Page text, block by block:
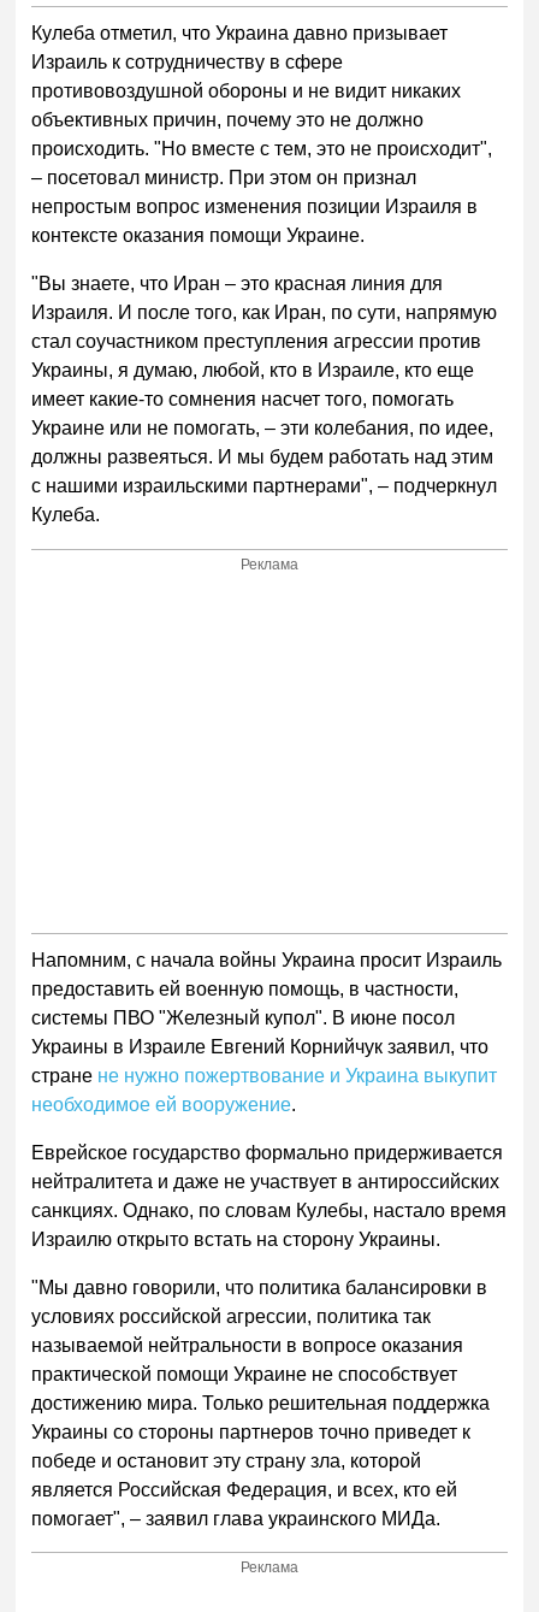
Кулеба отметил, что Украина давно призывает
Израиль к сотрудничеству в сфере
противовоздушной обороны и не видит никаких
объективных причин, почему это не должно
происходить. "Но вместе с тем, это не происходит",
– посетовал министр. При этом он признал
непростым вопрос изменения позиции Израиля в
контексте оказания помощи Украине.
"Вы знаете, что Иран – это красная линия для
Израиля. И после того, как Иран, по сути, напрямую
стал соучастником преступления агрессии против
Украины, я думаю, любой, кто в Израиле, кто еще
имеет какие-то сомнения насчет того, помогать
Украине или не помогать, – эти колебания, по идее,
должны развеяться. И мы будем работать над этим
с нашими израильскими партнерами", – подчеркнул
Кулеба.
Реклама
Напомним, с начала войны Украина просит Израиль
предоставить ей военную помощь, в частности,
системы ПВО "Железный купол". В июне посол
Украины в Израиле Евгений Корнийчук заявил, что
стране не нужно пожертвование и Украина выкупит
необходимое ей вооружение.
Еврейское государство формально придерживается
нейтралитета и даже не участвует в антироссийских
санкциях. Однако, по словам Кулебы, настало время
Израилю открыто встать на сторону Украины.
"Мы давно говорили, что политика балансировки в
условиях российской агрессии, политика так
называемой нейтральности в вопросе оказания
практической помощи Украине не способствует
достижению мира. Только решительная поддержка
Украины со стороны партнеров точно приведет к
победе и остановит эту страну зла, которой
является Российская Федерация, и всех, кто ей
помогает", – заявил глава украинского МИДа.
Реклама